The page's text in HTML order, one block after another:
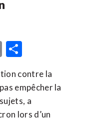
Email
contre la
empêcher la
a
lors d’un